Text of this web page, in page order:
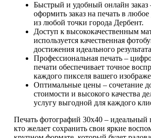
Быстрый и удобный онлайн
оформить заказ на печать в
из любой точки города Дербент.
Доступ к высококачественным
используется качественная
достижения идеального
Профессиональная печать –
печати обеспечивает точное
каждого пикселя вашего
Оптимальные цены – сочетание
стоимости и высокого качества
услугу выгодной для каждого
Печать фотографий 30х40 – идеальный
кто желает сохранить свои яркие